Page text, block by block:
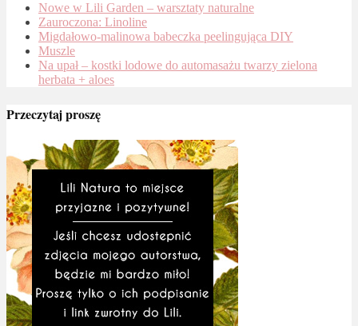
Nowe w Lili Garden – warsztaty naturalne
Zauroczona: Linoline
Migdałowo-malinowa babeczka peelingująca DIY
Muszle
Na upał – kostki lodowe do automasażu twarzy zielona
herbata + aloes
Przeczytaj proszę